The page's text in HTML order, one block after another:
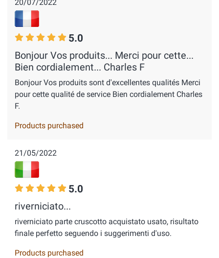
20/07/2022
5.0
Bonjour Vos produits... Merci pour cette...
Bien cordialement... Charles F
Bonjour Vos produits sont d'excellentes qualités Merci
pour cette qualité de service Bien cordialement Charles
F.
Products purchased
21/05/2022
5.0
riverniciato...
riverniciato parte cruscotto acquistato usato, risultato
finale perfetto seguendo i suggerimenti d'uso.
Products purchased